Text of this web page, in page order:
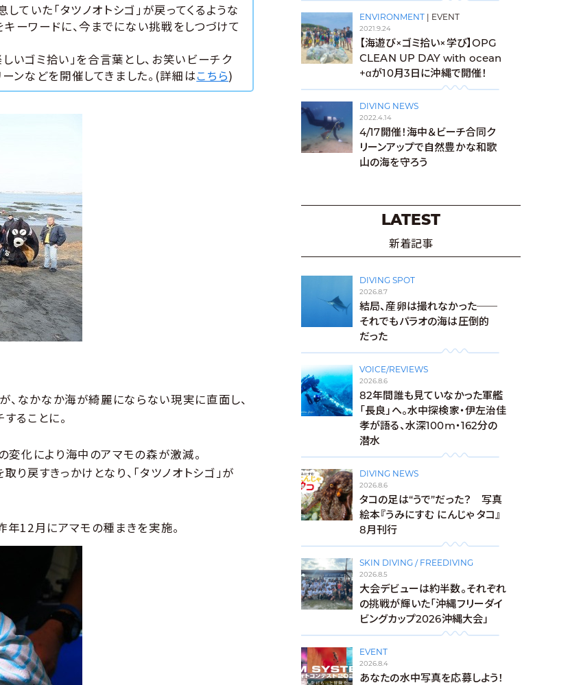
ていた「タツノオトシゴ」が戻ってくるような
キーワードに、今までにない挑戦をしつづけて
いゴミ拾い」を合言葉とし、お笑いビーチク
ンなどを開催してきました。(詳細はこちら)
、なかなか海が綺麗にならない現実に直面し、
ることに。
変化により海中のアマモの森が激減。
戻すきっかけとなり、「タツノオトシゴ」が
年12月にアマモの種まきを実施。
ENVIRONMENT | EVENT
2021.9.24
【海遊び×ゴミ拾い×学び】OPG
CLEAN UP DAY with ocean
+αが10月3日に沖縄で開催！
DIVING NEWS
2022.4.14
4/17開催！海中＆ビーチ合同ク
リーンアップで自然豊かな和歌
山の海を守ろう
LATEST
新着記事
DIVING SPOT
2026.8.7
結局、産卵は撮れなかった──
それでもパラオの海は圧倒的
だった
VOICE/REVIEWS
2026.8.6
82年間誰も見ていなかった軍艦
「長良」へ。水中探検家・伊左治佳
孝が語る、水深100m・162分の
潜水
DIVING NEWS
2026.8.6
タコの足は“うで”だった？ 写真
絵本『うみにすむ にんじゃ タコ』
8月刊行
SKIN DIVING / FREEDIVING
2026.8.5
大会デビューは約半数。それぞれ
の挑戦が輝いた「沖縄フリーダイ
ビングカップ2026沖縄大会」
EVENT
2026.8.4
あなたの水中写真を応募しよう！